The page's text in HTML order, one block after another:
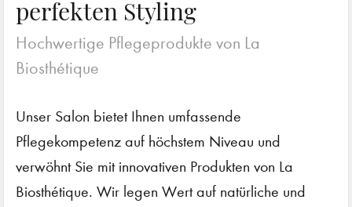
perfekten Styling
Hochwertige Pflegeprodukte von La
Biosthétique
Unser Salon bietet Ihnen umfassende
Pflegekompetenz auf höchstem Niveau und
verwöhnt Sie mit innovativen Produkten von La
Biosthétique. Wir legen Wert auf natürliche und